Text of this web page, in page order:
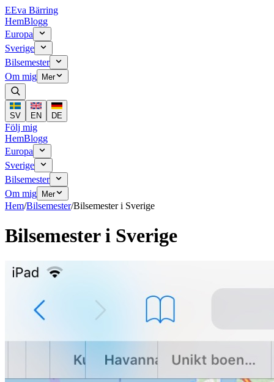
EEva Bärring
HemBlogg
Europa
Sverige
Bilsemester
Om mig
Mer
SV EN DE
Följ mig
HemBlogg
Europa
Sverige
Bilsemester
Om mig
Mer
Hem/Bilsemester/Bilsemester i Sverige
Bilsemester i Sverige